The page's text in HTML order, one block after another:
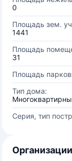
0
Площадь зем.
1441
Площадь
31
Площадь
Тип дома:
Серия, тип